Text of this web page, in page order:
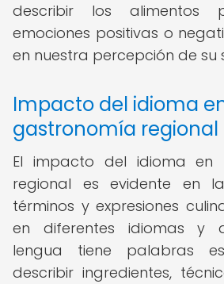
describir los alimentos
emociones positivas o
en nuestra percepción de su
Impacto del idioma
gastronomía regional
El impacto del idioma en
regional es evidente en
términos y expresiones
en diferentes idiomas y
lengua tiene palabras
describir ingredientes,